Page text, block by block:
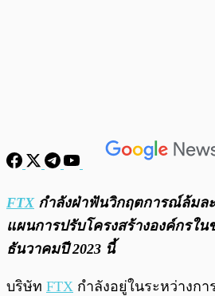
พร้อมเล่น
FTXกำลังฝ่าฟันวิกฤตการณ์ล้มล
แผนการปรับโครงสร้างองค์กรใน
ธันวาคมปี 2023 นี้
บริษัท FTX กำลังอยู่ในระหว่างก